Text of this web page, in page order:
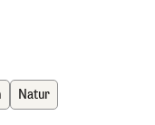
Natur